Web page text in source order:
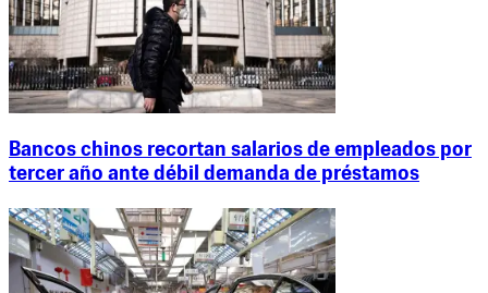
Bancos chinos recortan salarios de empleados por
tercer año ante débil demanda de préstamos